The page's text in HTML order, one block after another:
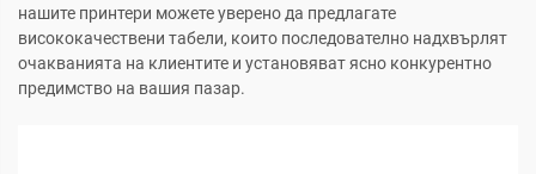
нашите принтери можете уверено да предлагате
висококачествени табели, които последователно надхвърлят
очакванията на клиентите и установяват ясно конкурентно
предимство на вашия пазар.